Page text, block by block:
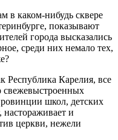
в каком-нибудь сквере
показывают
города высказались
среди них немало тех,
Республика Карелия, все
свежевыстроенных
школ, детских
и
церкви, нежели